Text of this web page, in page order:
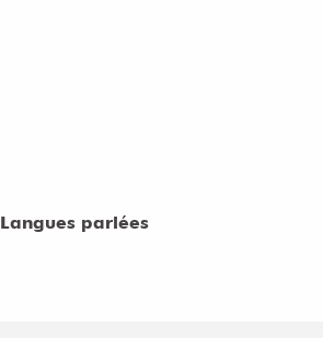
Langues parlées
Langues parlées